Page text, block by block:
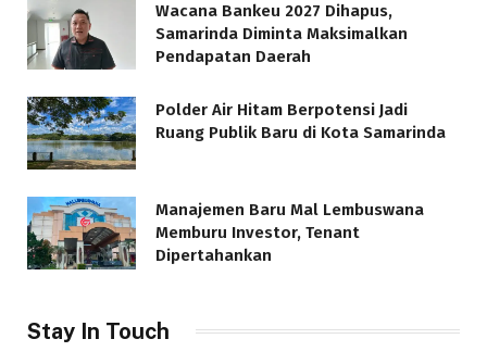
Wacana Bankeu 2027 Dihapus,
Samarinda Diminta Maksimalkan
Pendapatan Daerah
Polder Air Hitam Berpotensi Jadi
Ruang Publik Baru di Kota Samarinda
Manajemen Baru Mal Lembuswana
Memburu Investor, Tenant
Dipertahankan
Stay In Touch